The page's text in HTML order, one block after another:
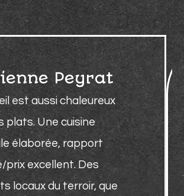
Peyrat
est aussi chaleureux
plats. Une cuisine
élaborée, rapport
prix excellent. Des
locaux du terroir, que